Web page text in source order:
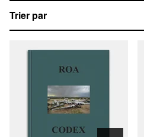
Trier par